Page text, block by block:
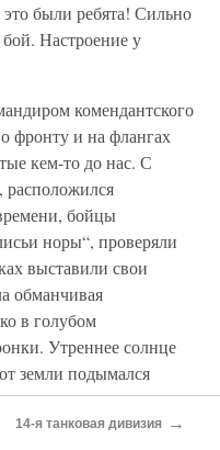
были ребята! Сильно
Настроение у
комендантского
фронту и на флангах
кем-то до нас. С
расположился
бойцы
норы“, проверяли
выставили свои
обманчивая
в голубом
Утреннее солнце
земли подымался
14-я танковая дивизия →